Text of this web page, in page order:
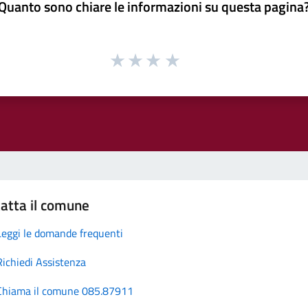
sono chiare le informazioni su questa
il comune
le domande frequenti
Assistenza
il comune 085.87911